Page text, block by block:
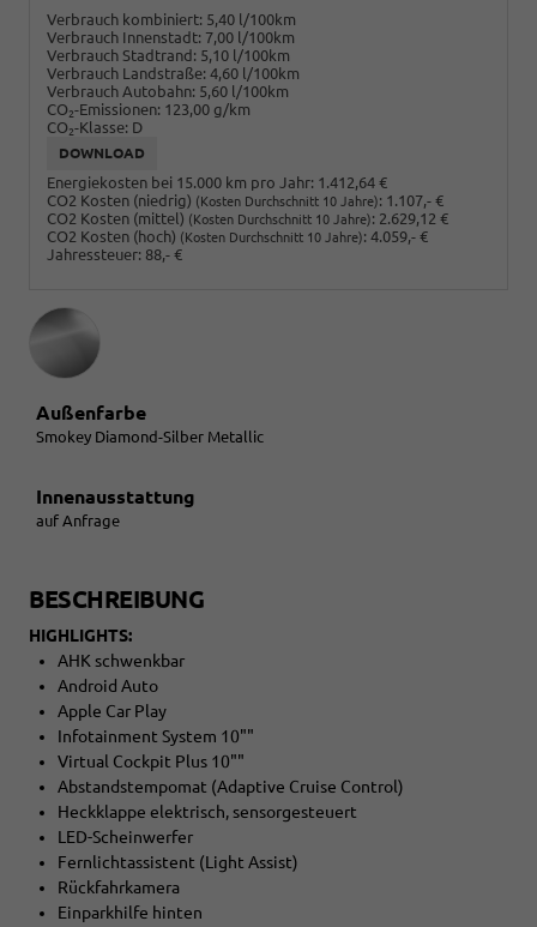
Verbrauch kombiniert: 5,40 l/100km
Verbrauch Innenstadt: 7,00 l/100km
Verbrauch Stadtrand: 5,10 l/100km
Verbrauch Landstraße: 4,60 l/100km
Verbrauch Autobahn: 5,60 l/100km
CO2-Emissionen: 123,00 g/km
CO2-Klasse: D
DOWNLOAD
Energiekosten bei 15.000 km pro Jahr: 1.412,64 €
CO2 Kosten (niedrig) (Kosten Durchschnitt 10 Jahre): 1.107,- €
CO2 Kosten (mittel) (Kosten Durchschnitt 10 Jahre): 2.629,12 €
CO2 Kosten (hoch) (Kosten Durchschnitt 10 Jahre): 4.059,- €
Jahressteuer: 88,- €
Außenfarbe
Smokey Diamond-Silber Metallic
Innenausstattung
auf Anfrage
BESCHREIBUNG
HIGHLIGHTS:
AHK schwenkbar
Android Auto
Apple Car Play
Infotainment System 10""
Virtual Cockpit Plus 10""
Abstandstempomat (Adaptive Cruise Control)
Heckklappe elektrisch, sensorgesteuert
LED-Scheinwerfer
Fernlichtassistent (Light Assist)
Rückfahrkamera
Einparkhilfe hinten